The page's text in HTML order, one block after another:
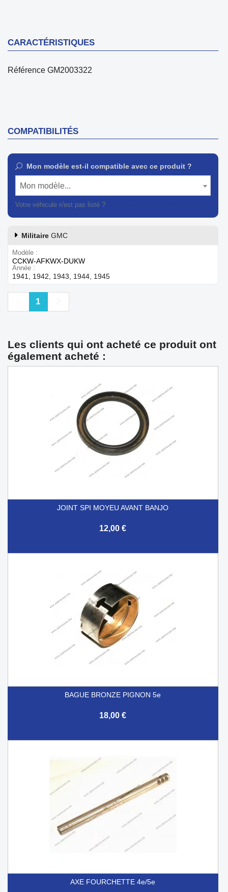
CARACTÉRISTIQUES
Référence GM2003322
COMPATIBILITÉS
Mon modèle est-il compatible avec ce produit ?
Mon modèle...
Votre véhicule n'est pas listé ?
Militaire GMC
Modèle
CCKW-AFKWX-DUKW
Année
1941, 1942, 1943, 1944, 1945
Précédent
1
Les clients qui ont acheté ce produit ont
également acheté :
JOINT SPI MOYEU AVANT BANJO
12,00 €
BAGUE BRONZE PIGNON 5e
18,00 €
AXE FOURCHETTE 4e/5e